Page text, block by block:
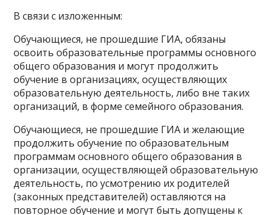
В связи с изложенным:
Обучающиеся, не прошедшие ГИА, обязаны
освоить образовательные программы основного
общего образования и могут продолжить
обучение в организациях, осуществляющих
образовательную деятельность, либо вне таких
организаций, в форме семейного образования.
Обучающиеся, не прошедшие ГИА и желающие
продолжить обучение по образовательным
программам основного общего образования в
организации, осуществляющей образовательную
деятельность, по усмотрению их родителей
(законных представителей) оставляются на
повторное обучение и могут быть допущены к